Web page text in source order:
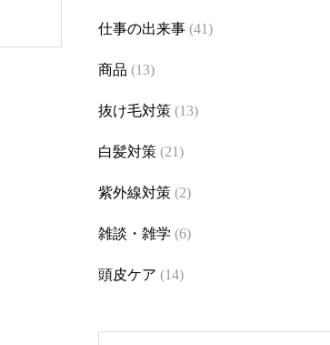
仕事の出来事 (41)
商品 (13)
抜け毛対策 (13)
白髪対策 (21)
紫外線対策 (2)
雑談・雑学 (6)
頭皮ケア (14)